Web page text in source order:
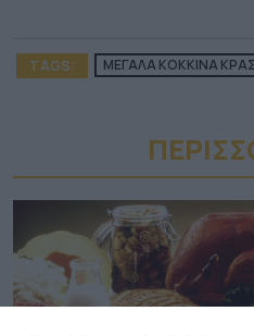
TAGS: MΕΓΑΛΑ ΚΟΚΚΙΝΑ